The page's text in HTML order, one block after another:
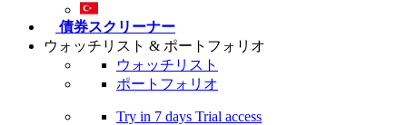
債券スクリーナー
ウォッチリスト & ポートフォリオ
ウォッチリスト
ポートフォリオ
Try in 7 days Trial access